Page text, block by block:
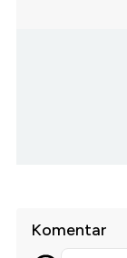
Komentar